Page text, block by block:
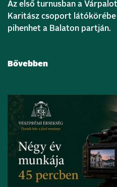
Az első turnusban a
Karitász csoport
pihenhet a Balaton partján.
Bővebben